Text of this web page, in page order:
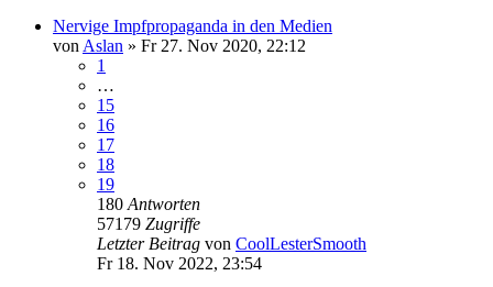
Nervige Impfpropaganda in den Medien
von Aslan » Fr 27. Nov 2020, 22:12
1
…
15
16
17
18
19
180 Antworten
57179 Zugriffe
Letzter Beitrag von CoolLesterSmooth
Fr 18. Nov 2022, 23:54